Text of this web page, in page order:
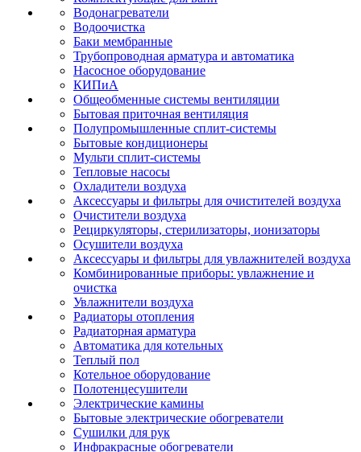
Водонагреватели
Водоочистка
Баки мембранные
Трубопроводная арматура и автоматика
Насосное оборудование
КИПиА
Общеобменные системы вентиляции
Бытовая приточная вентиляция
Полупромышленные сплит-системы
Бытовые кондиционеры
Мульти сплит-системы
Тепловые насосы
Охладители воздуха
Аксессуары и фильтры для очистителей воздуха
Очистители воздуха
Рециркуляторы, стерилизаторы, ионизаторы
Осушители воздуха
Аксессуары и фильтры для увлажнителей воздуха
Комбинированные приборы: увлажнение и
очистка
Увлажнители воздуха
Радиаторы отопления
Радиаторная арматура
Автоматика для котельных
Теплый пол
Котельное оборудование
Полотенцесушители
Электрические камины
Бытовые электрические обогреватели
Сушилки для рук
Инфракрасные обогреватели